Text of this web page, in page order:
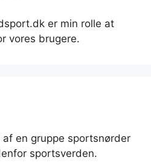
er min rolle at
vores brugere.
en gruppe sportsnørder
sportsverden.